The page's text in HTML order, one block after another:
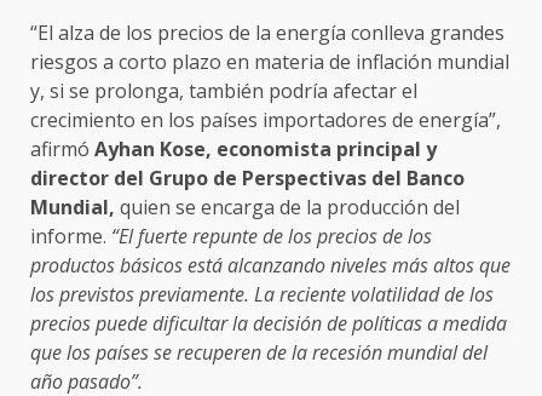
“El alza de los precios de la energía conlleva grandes
riesgos a corto plazo en materia de inflación mundial
y, si se prolonga, también podría afectar el
crecimiento en los países importadores de energía”,
afirmó Ayhan Kose, economista principal y
director del Grupo de Perspectivas del Banco
Mundial, quien se encarga de la producción del
informe. “El fuerte repunte de los precios de los
productos básicos está alcanzando niveles más altos que
los previstos previamente. La reciente volatilidad de los
precios puede dificultar la decisión de políticas a medida
que los países se recuperen de la recesión mundial del
año pasado”.